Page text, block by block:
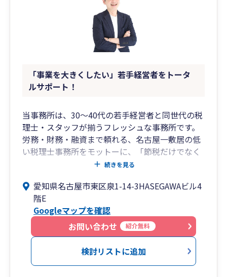
「事業を大きくしたい」若手経営者をトータ
ルサポート！
当事務所は、30〜40代の若手経営者と同世代の税
理士・スタッフが揃うフレッシュな事務所です。
労務・財務・融資まで頼れる、名古屋一敷居の低
い税理士事務所をモットーに、「節税だけでなく
経営や将来の法人成りも相談したい」「同世代で
人事業主・法人様のニーズに全力でお応えしま
す！
社内には社会保険労務士や銀行出身のスタッフが
在籍しており、税務会計だけでなく、労務管理、
財務改善、資金調達（融資）までワンストップで
支援可能。LINEを活用したスピード感のあるレス
続きを見る
愛知県名古屋市東区泉1-14-3HASEGAWAビル4
階E
Googleマップを確認
お問い合わせ
紹介無料
検討リストに追加